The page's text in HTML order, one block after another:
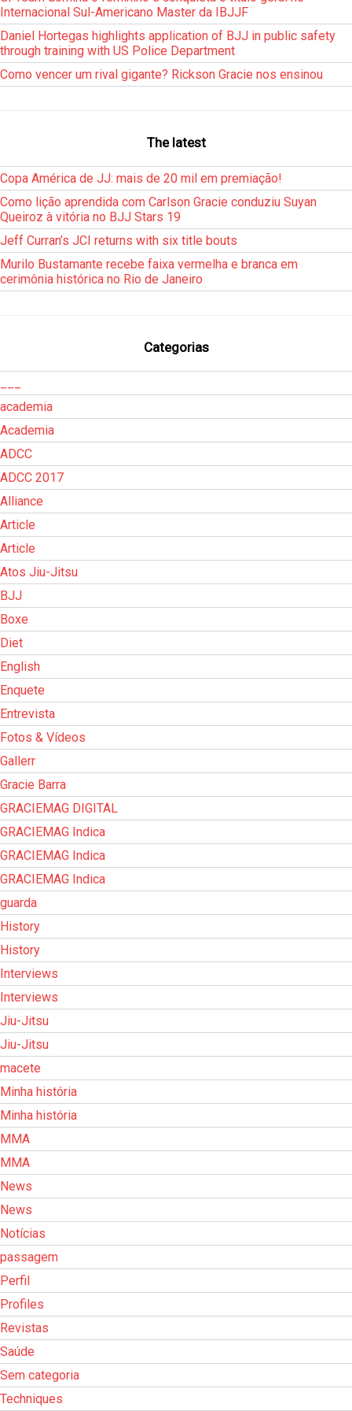
Internacional Sul-Americano Master da IBJJF
Daniel Hortegas highlights application of BJJ in public safety
through training with US Police Department
Como vencer um rival gigante? Rickson Gracie nos ensinou
The latest
Copa América de JJ: mais de 20 mil em premiação!
Como lição aprendida com Carlson Gracie conduziu Suyan
Queiroz à vitória no BJJ Stars 19
Jeff Curran’s JCI returns with six title bouts
Murilo Bustamante recebe faixa vermelha e branca em
cerimônia histórica no Rio de Janeiro
Categorias
academia
Academia
ADCC
ADCC 2017
Alliance
Article
Article
Atos Jiu-Jitsu
BJJ
Boxe
Diet
English
Enquete
Entrevista
Fotos & Vídeos
Gallerr
Gracie Barra
GRACIEMAG DIGITAL
GRACIEMAG Indica
GRACIEMAG Indica
GRACIEMAG Indica
guarda
History
History
Interviews
Interviews
Jiu-Jitsu
Jiu-Jitsu
macete
Minha história
Minha história
MMA
MMA
News
News
Notícias
passagem
Perfil
Profiles
Revistas
Saúde
Sem categoria
Techniques